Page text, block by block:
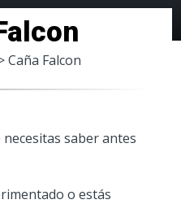
Caña Falcon
saber antes
o estás